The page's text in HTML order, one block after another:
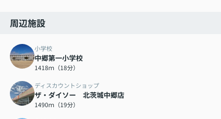
周辺施設
小学校
中郷第一小学校
1418ｍ（18分）
ディスカウントショップ
ザ・ダイソー 北茨城中郷店
1490ｍ（19分）